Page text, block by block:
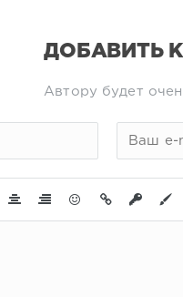
ДОБАВИТЬ
Автору будет